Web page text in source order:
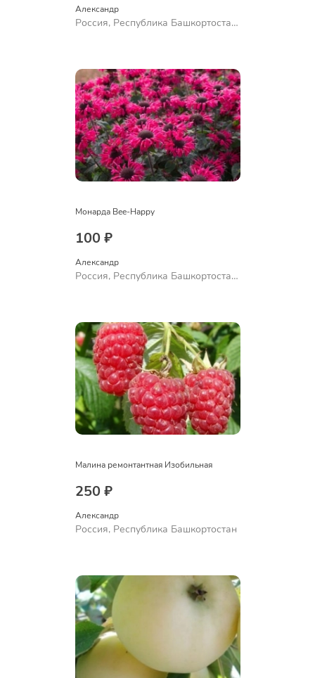
Александр
Россия, Республика Башкортостан,
Монарда Bee-Happy
100 ₽
Александр
Россия, Республика Башкортостан,
Малина ремонтантная Изобильная
250 ₽
Александр
Россия, Республика Башкортостан